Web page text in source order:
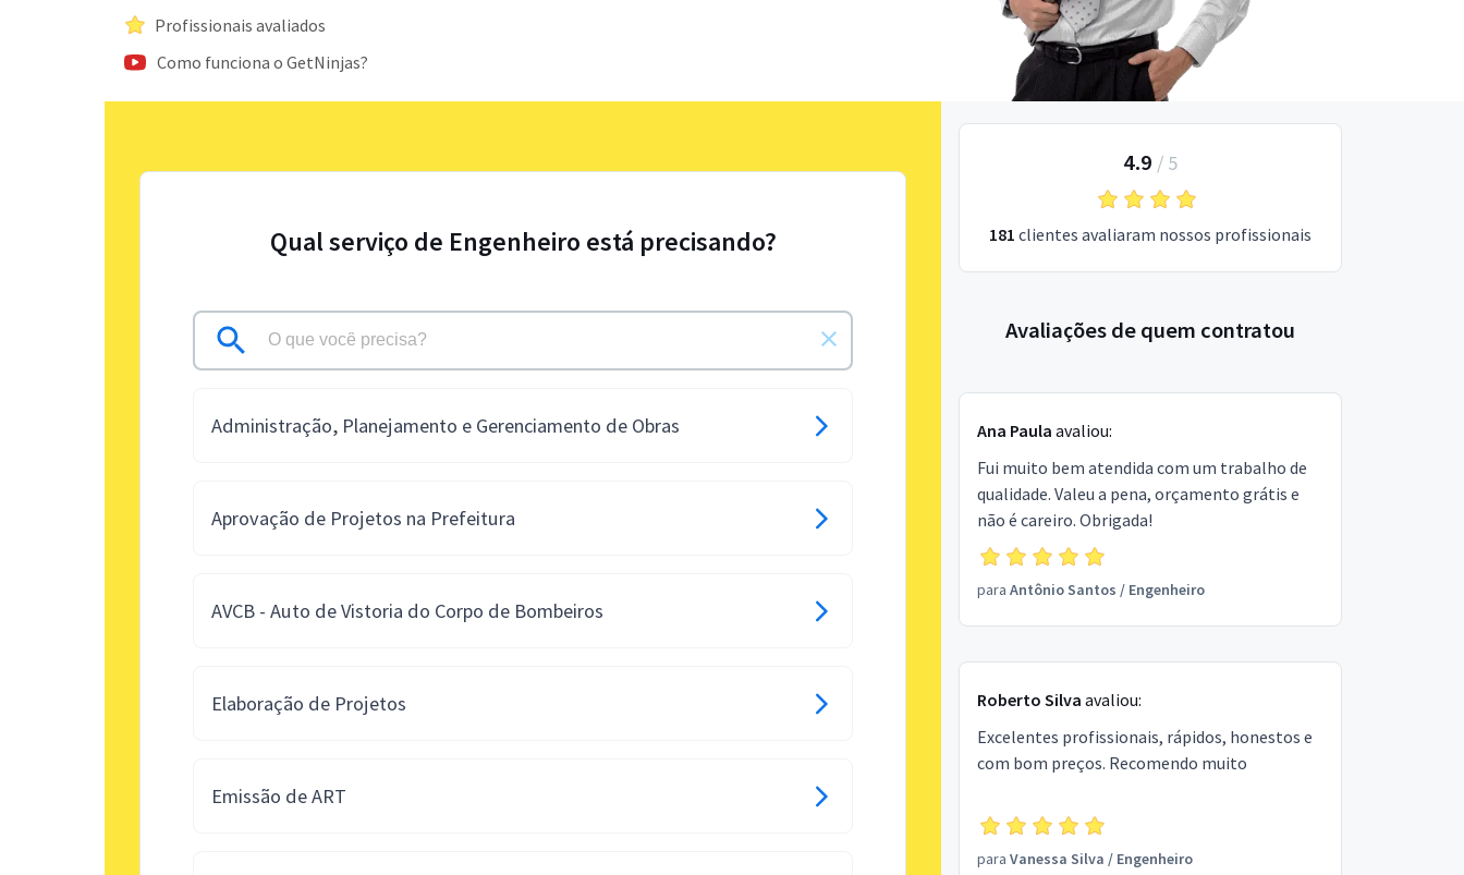
Profissionais avaliados
Como funciona o GetNinjas?
Qual serviço de Engenheiro está precisando?
Administração, Planejamento e Gerenciamento de Obras
Aprovação de Projetos na Prefeitura
AVCB - Auto de Vistoria do Corpo de Bombeiros
Elaboração de Projetos
Emissão de ART
4.9 / 5
181 clientes avaliaram nossos profissionais
Avaliações de quem contratou
Ana Paula avaliou:
Fui muito bem atendida com um trabalho de
qualidade. Valeu a pena, orçamento grátis e
não é careiro. Obrigada!
para Antônio Santos / Engenheiro
Roberto Silva avaliou:
Excelentes profissionais, rápidos, honestos e
com bom preços. Recomendo muito
para Vanessa Silva / Engenheiro